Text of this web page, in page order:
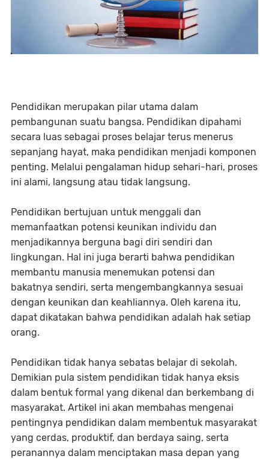
Pendidikan merupakan pilar utama dalam
pembangunan suatu bangsa. Pendidikan dipahami
secara luas sebagai proses belajar terus menerus
sepanjang hayat, maka pendidikan menjadi komponen
penting. Melalui pengalaman hidup sehari-hari, proses
ini alami, langsung atau tidak langsung.
Pendidikan bertujuan untuk menggali dan
memanfaatkan potensi keunikan individu dan
menjadikannya berguna bagi diri sendiri dan
lingkungan. Hal ini juga berarti bahwa pendidikan
membantu manusia menemukan potensi dan
bakatnya sendiri, serta mengembangkannya sesuai
dengan keunikan dan keahliannya. Oleh karena itu,
dapat dikatakan bahwa pendidikan adalah hak setiap
orang.
Pendidikan tidak hanya sebatas belajar di sekolah.
Demikian pula sistem pendidikan tidak hanya eksis
dalam bentuk formal yang dikenal dan berkembang di
masyarakat. Artikel ini akan membahas mengenai
pentingnya pendidikan dalam membentuk masyarakat
yang cerdas, produktif, dan berdaya saing, serta
peranannya dalam menciptakan masa depan yang